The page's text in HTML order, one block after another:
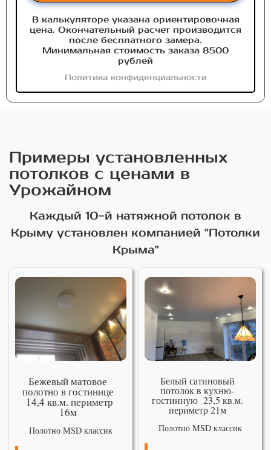
В калькуляторе указана ориентировочная
цена. Окончательный расчет производится
после бесплатного замера.
Минимальная стоимость заказа 8500
рублей
Политика конфиденциальности
Примеры установленных
потолков с ценами в
Урожайном
Каждый 10-й натяжной потолок в
Крыму установлен компанией "Потолки
Крыма"
Бежевый матовое
полотно в гостинице
14,4 кв.м. периметр
16м
Полотно MSD классик
Белый сатиновый
потолок в кухню-
гостинную 23,5 кв.м.
периметр 21м
Полотно MSD классик